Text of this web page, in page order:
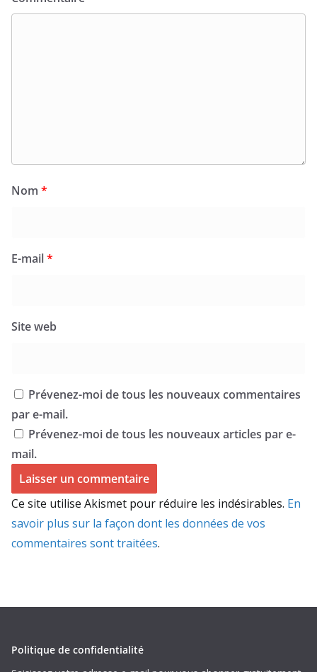
Nom *
E-mail*
Site web
Prévenez-moi de tous les nouveaux commentaires
par e-mail.
Prévenez-moi de tous les nouveaux articles par e-
mail.
Ce site utilise Akismet pour réduire les indésirables. En
savoir plus sur la façon dont les données de vos
commentaires sont traitées.
Politique de confidentialité